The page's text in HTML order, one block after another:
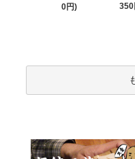
0円)
350